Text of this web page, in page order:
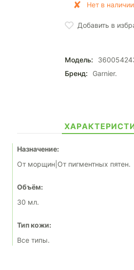
Нет в наличии
Добавить в
Модель:
Бренд:
Garnier.
Назначение:
От морщин|От пигментных пятен.
Объём:
30 мл.
Тип кожи:
Все типы.